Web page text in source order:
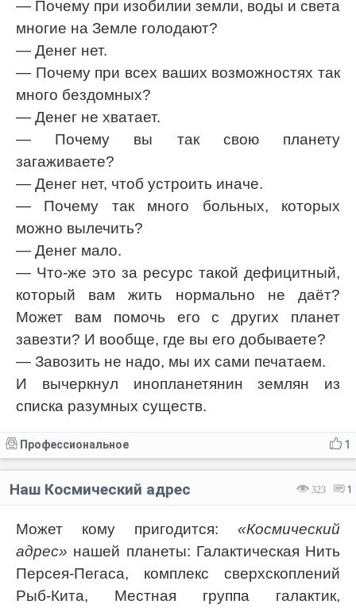
— Почему при изобилии земли, воды и света
многие на Земле голодают?
— Денег нет.
— Почему при всех ваших возможностях так
много бездомных?
— Денег не хватает.
— Почему вы так свою планету
загаживаете?
— Денег нет, чтоб устроить иначе.
— Почему так много больных, которых
можно вылечить?
— Денег мало.
— Что-же это за ресурс такой дефицитный,
который вам жить нормально не даёт?
Может вам помочь его с других планет
завезти? И вообще, где вы его добываете?
— Завозить не надо, мы их сами печатаем.
И вычеркнул инопланетянин землян из
списка разумных существ.
1
Профессиональное
323 1
Наш Космический адрес
Может кому пригодится: «Космический
адрес» нашей планеты: Галактическая Нить
Персея-Пегаса, комплекс сверхскоплений
Рыб-Кита, Местная группа галактик,